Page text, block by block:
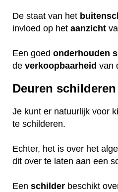
De staat van het
invloed op het aanzicht
Een goed onderhouden
de verkoopbaarheid van
Deuren schilderen
Je kunt er natuurlijk voor
te schilderen.
Echter, het is over het
dit over te laten aan een
Een schilder beschikt